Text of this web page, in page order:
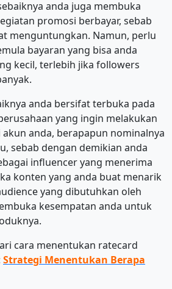
anda juga membuka
promosi berbayar, sebab
menguntungkan. Namun, perlu
bayaran yang bisa anda
kecil, terlebih jika followers
anda bersifat terbuka pada
yang ingin melakukan
anda, berapapun nominalnya
sebab dengan demikian anda
influencer yang menerima
konten yang anda buat menarik
yang dibutuhkan oleh
kesempatan anda untuk
cara menentukan ratecard
Strategi Menentukan Berapa